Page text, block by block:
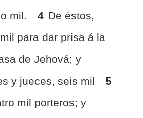
mil.
4 De éstos,
para dar prisa á la
de Jehová; y
y jueces, seis mil
5
mil porteros; y